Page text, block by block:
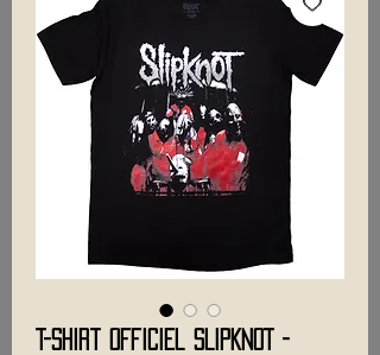
T-Shirt Officiel SLIPKNOT -